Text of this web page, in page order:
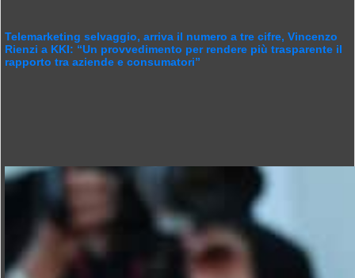
Telemarketing selvaggio, arriva il numero a tre cifre, Vincenzo
Rienzi a KKI: “Un provvedimento per rendere più trasparente il
rapporto tra aziende e consumatori”